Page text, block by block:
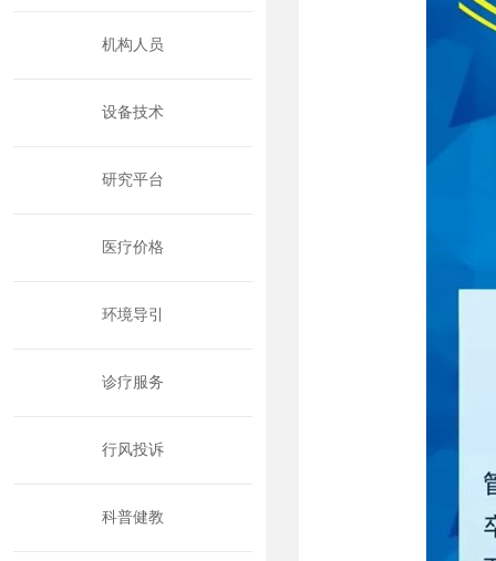
机构人员
设备技术
研究平台
医疗价格
环境导引
诊疗服务
行风投诉
科普健教